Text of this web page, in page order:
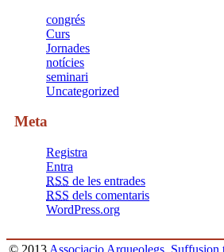
congrés
Curs
Jornades
notícies
seminari
Uncategorized
Meta
Registra
Entra
RSS de les entrades
RSS dels comentaris
WordPress.org
© 2013 Associacio Arqueolegs Suffusion